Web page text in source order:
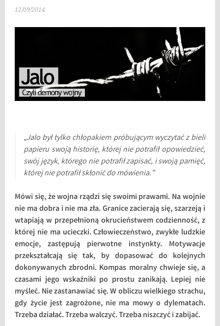
12/09/2014
„Jalo był tylko chłopakiem próbującym wyczytać z bieli
papieru swoją historię, której nie potrafił opowiedzieć,
swój język, którego nie potrafił zapisać, i swoją pamięć,
której nie potrafił skłonić do mówienia.”
Mówi się, że wojna rządzi się swoimi prawami. Na wojnie
nie ma dobra i nie ma zła. Granice zacierają się, szarzeją i
wtapiają w przepełnioną okrucieństwem codzienność, z
której nie ma ucieczki. Człowieczeństwo, zwykłe ludzkie
emocje, zastępują pierwotne instynkty. Motywacje
przekształcają się tak, by dopasować do kolejnych
dokonywanych zbrodni. Kompas moralny chwieje się, a
czasami jego wskaźniki po prostu zanikają. Lepiej nie
myśleć. Nie zastanawiać się. W obliczu wielkiego strachu,
gdy życie jest zagrożone, nie ma mowy o dylematach.
Trzeba działać. Trzeba walczyć. Trzeba niszczyć i zabijać.